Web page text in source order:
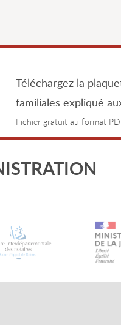
Téléchargez la
familiales expliqué
Fichier gratuit au format